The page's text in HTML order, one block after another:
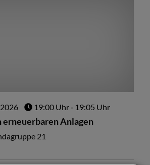
2026 19:00 Uhr‐ 19:05 Uhr
erneuerbaren Anlagen
21